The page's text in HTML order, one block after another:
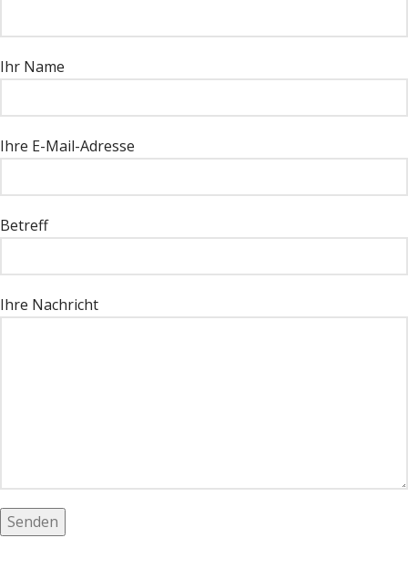
Ihr Name
Ihre E-Mail-Adresse
Betreff
Ihre Nachricht